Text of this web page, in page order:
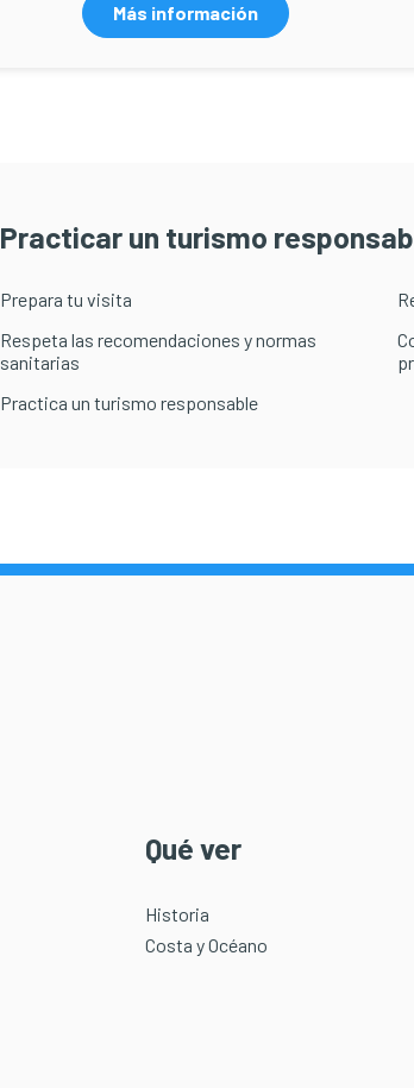
Más información
Practicar un turismo
Prepara tu visita
Respeta las recomendaciones y normas
sanitarias
Practica un turismo responsable
Qué ver
Historia
Costa y Océano